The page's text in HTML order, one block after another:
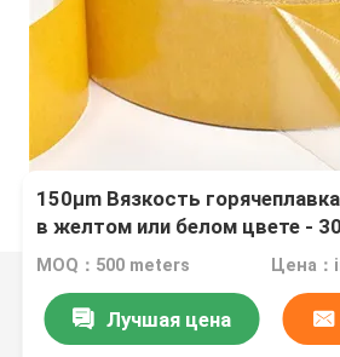
150μm Вязкость
в желтом или белом цвете -
MOQ：500 meters
Лучшая цена